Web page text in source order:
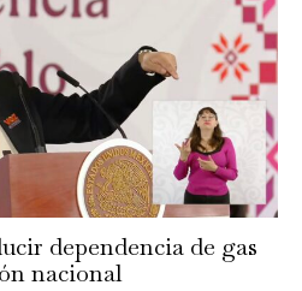
dependencia de gas
nacional